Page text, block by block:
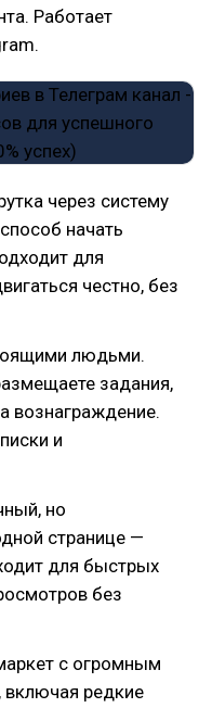
Работает
через систему
начать
для
честно, без
людьми.
задания,
вознаграждение.
и
но
странице —
для быстрых
без
с огромным
включая редкие